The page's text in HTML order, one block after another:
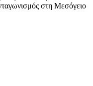
στη Μεσόγειο